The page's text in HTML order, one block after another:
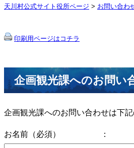
天川村公式サイト役所ページ > お問い合わ
印刷用ページはコチラ
企画観光課へのお問い
企画観光課へのお問い合わせは下
お名前（必須） ：